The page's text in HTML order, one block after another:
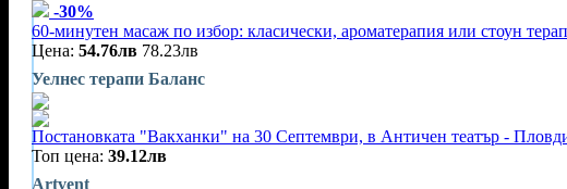
-30%
60-минутен масаж по избор: класически, ароматерапия или стоун
Цена: 54.76лв 78.23лв
Уелнес терапи Баланс
Постановката "Вакханки" на 30 Септември, в Античен театър -
Топ цена: 39.12лв
Artvent